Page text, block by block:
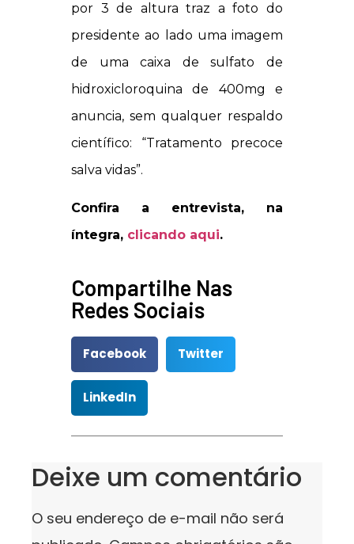
por 3 de altura traz a foto do
presidente ao lado uma imagem
de uma caixa de sulfato de
hidroxicloroquina de 400mg e
anuncia, sem qualquer respaldo
científico: “Tratamento precoce
salva vidas”.
Confira a entrevista, na
íntegra, clicando aqui.
Compartilhe Nas
Redes Sociais
Facebook Twitter
LinkedIn
Deixe um comentário
O seu endereço de e-mail não será